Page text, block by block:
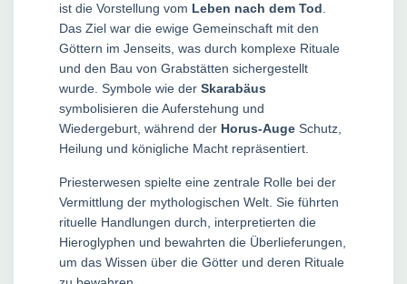
ist die Vorstellung vom Leben nach dem Tod
Das Ziel war die ewige Gemeinschaft mit den
Göttern im Jenseits, was durch komplexe Rituale
und den Bau von Grabstätten sichergestellt
wurde. Symbole wie der Skarabäus
symbolisieren die Auferstehung und
Wiedergeburt, während der Horus-Auge Schutz,
Heilung und königliche Macht repräsentiert.
Priesterwesen spielte eine zentrale Rolle bei der
Vermittlung der mythologischen Welt. Sie führten
rituelle Handlungen durch, interpretierten die
Hieroglyphen und bewahrten die Überlieferungen,
um das Wissen über die Götter und deren Rituale